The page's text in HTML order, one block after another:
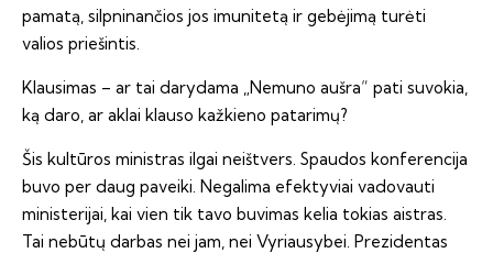
pamatą, silpninančios jos imunitetą ir gebėjimą turėti
valios priešintis.
Klausimas – ar tai darydama „Nemuno aušra“ pati suvokia,
ką daro, ar aklai klauso kažkieno patarimų?
Šis kultūros ministras ilgai neištvers. Spaudos konferencija
buvo per daug paveiki. Negalima efektyviai vadovauti
ministerijai, kai vien tik tavo buvimas kelia tokias aistras.
Tai nebūtų darbas nei jam, nei Vyriausybei. Prezidentas